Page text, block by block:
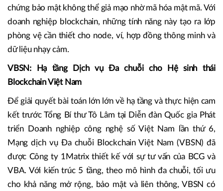
bảo mật của AWS: hơn 850 loại máy chủ ảo, 38 khu vực,
120 vùng sẵn sàng, cùng hệ thống hơn 300 dịch vụ bảo
mật và tuân thủ. Đặc biệt, hai công nghệ Nitro và Nitro
Enclaves cho phép cô lập hoàn toàn các quy trình xử lý dữ
chứng bảo mật không thể giả mạo nhờ mã hóa mật mã. Với
doanh nghiệp blockchain, những tính năng này tạo ra lớp
phòng vệ cần thiết cho node, ví, hợp đồng thông minh và
dữ liệu nhạy cảm.
VBSN: Hạ tầng Dịch vụ Đa chuỗi cho Hệ sinh thái
Blockchain Việt Nam
Để giải quyết bài toán lớn lớn về hạ tầng và thực hiện cam
kết trước Tổng Bí thư Tô Lâm tại Diễn đàn Quốc gia Phát